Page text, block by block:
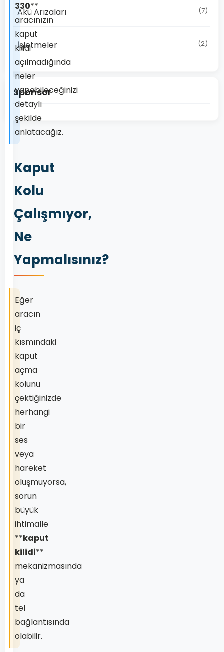
330**
aracınızın
kaput
kilidi
açılmadığında
neler
yapabileceğinizi
detaylı
şekilde
anlatacağız.
Kaput
Kolu
Çalışmıyor,
Ne
Yapmalısınız?
Eğer
aracın
iç
kısmındaki
kaput
açma
kolunu
çektiğinizde
herhangi
bir
ses
veya
hareket
oluşmuyorsa,
sorun
büyük
ihtimalle
**kaput
kilidi**
mekanizmasında
ya
da
tel
bağlantısında
olabilir.
Akü Arızaları (7)
İşletmeler (2)
Sponsor